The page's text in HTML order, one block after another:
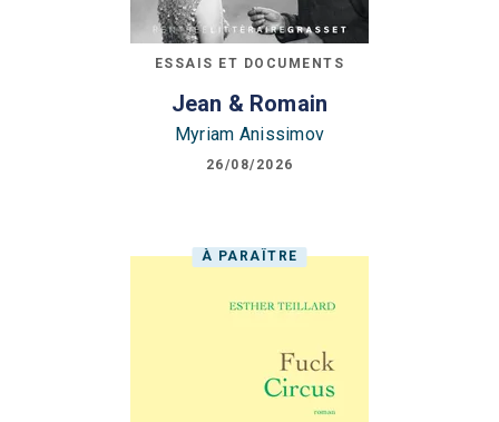
ESSAIS ET DOCUMENTS
Jean & Romain
Myriam Anissimov
26/08/2026
À PARAÎTRE